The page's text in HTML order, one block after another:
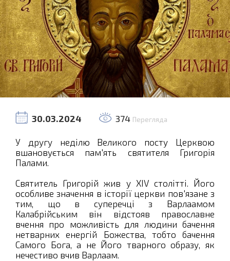
30.03.2024 374 Перегляда
У другу неділю Великого посту Церквою
вшановується пам'ять святителя Григорія
Палами.
Святитель Григорій жив у XIV столітті. Його
особливе значення в історії церкви пов'язане з
тим, що в суперечці з Варлаамом
Калабрійським він відстояв православне
вчення про можливість для людини бачення
нетварних енергій Божества, тобто бачення
Самого Бога, а не Його тварного образу, як
нечестиво вчив Варлаам.